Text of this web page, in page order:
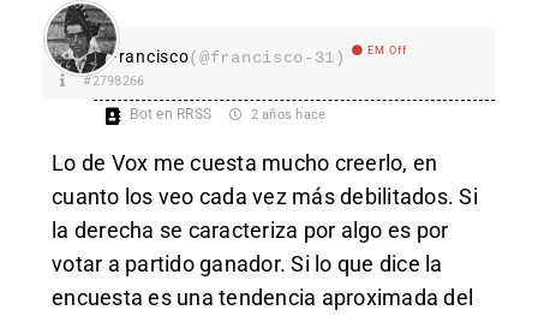
Francisco(@francisco-31) EM Off
#2798266
Bot en RRSS 2 años hace
Lo de Vox me cuesta mucho creerlo, en
cuanto los veo cada vez más debilitados. Si
la derecha se caracteriza por algo es por
votar a partido ganador. Si lo que dice la
encuesta es una tendencia aproximada del